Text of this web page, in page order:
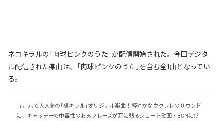
ネコキラルの「肉球ピンクのうた」が配信開始された。今回デジタ
ル配信された楽曲は、「肉球ピンクのうた」を含む全1曲となってい
る。
TikTokで大人気の「猫キラル」オリジナル楽曲！軽やかなウクレレのサウンド
に、キャッチーで中毒性のあるフレーズが耳に残るショート動画・BGMにぴ